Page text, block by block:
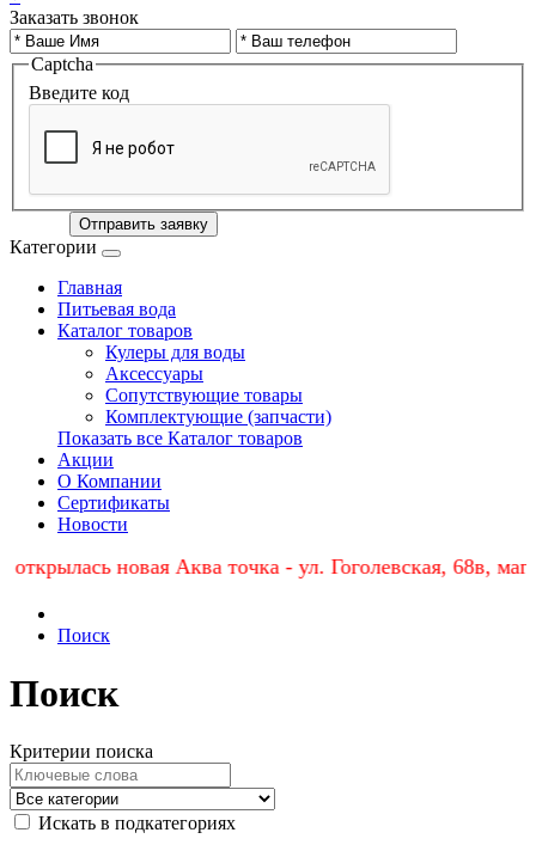
Заказать звонок
Captcha
Введите код
Отправить заявку
Категории
Главная
Питьевая вода
Каталог товаров
Кулеры для воды
Аксессуары
Сопутствующие товары
Комплектующие (запчасти)
Показать все Каталог товаров
Акции
О Компании
Сертификаты
Новости
новая Аква точка - ул. Гоголевская, 68в,
Поиск
Поиск
Критерии поиска
Искать в подкатегориях